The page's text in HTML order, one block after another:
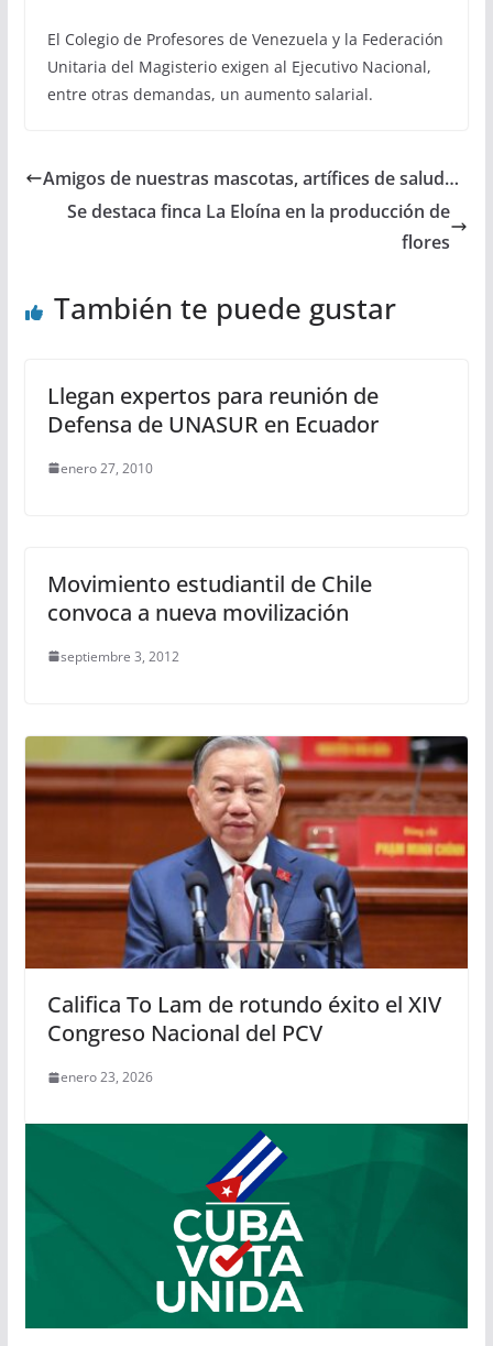
El Colegio de Profesores de Venezuela y la Federación
Unitaria del Magisterio exigen al Ejecutivo Nacional,
entre otras demandas, un aumento salarial.
Amigos de nuestras mascotas, artífices de salud…
Se destaca finca La Eloína en la producción de
flores
También te puede gustar
Llegan expertos para reunión de
Defensa de UNASUR en Ecuador
enero 27, 2010
Movimiento estudiantil de Chile
convoca a nueva movilización
septiembre 3, 2012
Califica To Lam de rotundo éxito el XIV
Congreso Nacional del PCV
enero 23, 2026